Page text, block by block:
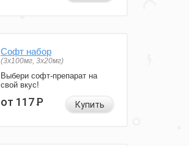
Софт набор
(3x100мг, 3x20мг)
Выбери софт-препарат на
свой вкус!
от 117Р Купить